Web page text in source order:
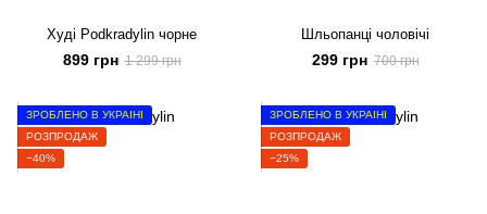
Худі Podkradylin чорне
899 грн 1 299 грн
Шльопанці чоловічі
299 грн 700 грн
ЗРОБЛЕНО В УКРАЇНІ
РОЗПРОДАЖ
−40%
ЗРОБЛЕНО В УКРАЇНІ
РОЗПРОДАЖ
−25%